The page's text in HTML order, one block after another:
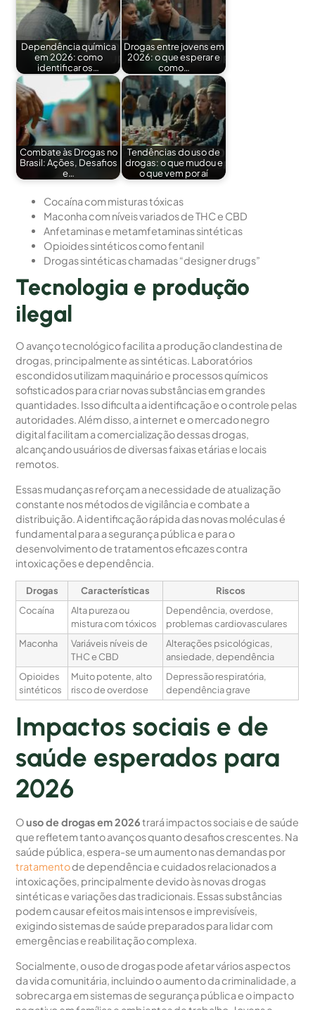
Dependência química
em 2026: como
identificar os…
Drogas entre jovens em
2026: o que esperar e
como…
Combate às Drogas no
Brasil: Ações, Desafios
e…
Tendências do uso de
drogas: o que mudou e
o que vem por aí
Cocaína com misturas tóxicas
Maconha com níveis variados de THC e CBD
Anfetaminas e metamfetaminas sintéticas
Opioides sintéticos como fentanil
Drogas sintéticas chamadas “designer drugs”
Tecnologia e produção
ilegal
O avanço tecnológico facilita a produção clandestina de
drogas, principalmente as sintéticas. Laboratórios
escondidos utilizam maquinário e processos químicos
sofisticados para criar novas substâncias em grandes
quantidades. Isso dificulta a identificação e o controle pelas
autoridades. Além disso, a internet e o mercado negro
digital facilitam a comercialização dessas drogas,
alcançando usuários de diversas faixas etárias e locais
remotos.
Essas mudanças reforçam a necessidade de atualização
constante nos métodos de vigilância e combate a
distribuição. A identificação rápida das novas moléculas é
fundamental para a segurança pública e para o
desenvolvimento de tratamentos eficazes contra
intoxicações e dependência.
Drogas Características
Riscos
Cocaína
Alta pureza ou
mistura com tóxicos
Dependência, overdose,
problemas cardiovasculares
Maconha
Variáveis níveis de
THC e CBD
Alterações psicológicas,
ansiedade, dependência
Opioides
sintéticos
Muito potente, alto
risco de overdose
Depressão respiratória,
dependência grave
Impactos sociais e de
saúde esperados para
2026
Ouso de drogas em 2026trará impactos sociais e de saúde
que refletem tanto avanços quanto desafios crescentes. Na
saúde pública, espera-se um aumento nas demandas por
tratamentode dependência e cuidados relacionados a
intoxicações, principalmente devido às novas drogas
sintéticas e variações das tradicionais. Essas substâncias
podem causar efeitos mais intensos e imprevisíveis,
exigindo sistemas de saúde preparados para lidar com
emergências e reabilitação complexa.
Socialmente, o uso de drogas pode afetar vários aspectos
da vida comunitária, incluindo o aumento da criminalidade, a
sobrecarga em sistemas de segurança pública e o impacto